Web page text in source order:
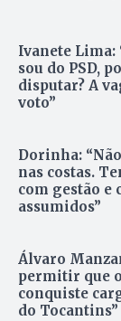
Ivanete Lima:
sou do PSD,
disputar? A
voto”
Dorinha:
nas costas.
com gestão e
assumidos”
Álvaro
permitir que
conquiste
do Tocantins”